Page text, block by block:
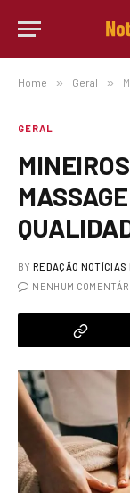
Home » Geral »
GERAL
BY REDAÇÃO NOTÍCIAS
NENHUM